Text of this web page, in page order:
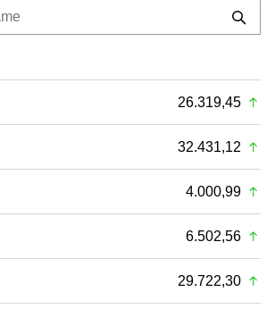
26.319,45
32.431,12
4.000,99
6.502,56
29.722,30